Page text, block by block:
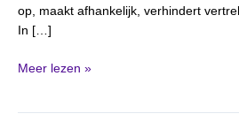
op, maakt afhankelijk, verhindert
In […]
Meer lezen »